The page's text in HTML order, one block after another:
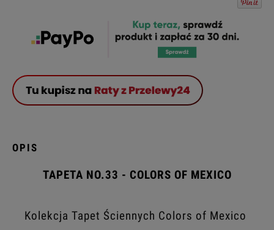
OPIS
TAPETA NO.33 - COLORS OF MEXICO
Kolekcja Tapet Ściennych Colors of Mexico